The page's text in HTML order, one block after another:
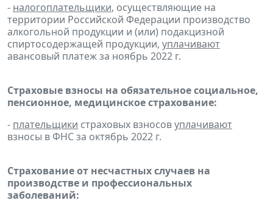
- налогоплательщики, осуществляющие на
территории Российской Федерации производство
алкогольной продукции и (или) подакцизной
спиртосодержащей продукции, уплачивают
авансовый платеж за ноябрь 2022 г.
Страховые взносы на обязательное социальное,
пенсионное, медицинское страхование:
- плательщики страховых взносовуплачивают
взносы в ФНС за октябрь 2022 г.
Страхование от несчастных случаев на
производстве и профессиональных
заболеваний: